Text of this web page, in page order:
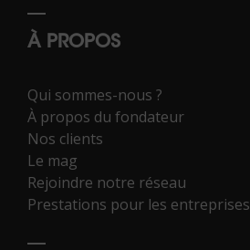
À PROPOS
Qui sommes-nous ?
À propos du fondateur
Nos clients
Le mag
Rejoindre notre réseau
Prestations pour les entreprises